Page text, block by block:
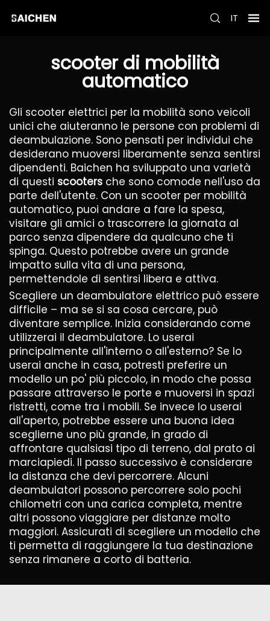
IT
scooter di mobilità
automatico
Gli scooter elettrici per la mobilità sono veicoli
unici che aiuteranno le persone con problemi di
deambulazione. Sono pensati per individui che
desiderano muoversi liberamente senza sentirsi
dipendenti. Baichen ha sviluppato una varietà
di questi scooters che sono comode nell'uso da
parte dell'utente. Con un scooter per mobilità
automatico, puoi andare a fare la spesa,
visitare gli amici o trascorrere la giornata al
parco senza dipendere da qualcuno che ti
spinga. Questo potrebbe avere un grande
impatto sulla vita di una persona,
permettendole di sentirsi libera e attiva.
Scegliere un deambulatore elettrico può essere
difficile – ma se si sa cosa cercare, può
diventare semplice. Inizia considerando come
utilizzerai il deambulatore. Lo userai
principalmente all'interno o all'esterno? Se lo
userai anche in casa, potresti preferire un
modello un po' più piccolo, in modo che possa
passare attraverso le porte e muoversi in spazi
ristretti, come tra i mobili. Se invece lo userai
all'aperto, potrebbe essere una buona idea
sceglierne uno più grande, in grado di
affrontare qualsiasi tipo di terreno, dal prato ai
marciapiedi. Il passo successivo è considerare
la distanza che devi percorrere. Alcuni
deambulatori possono percorrere solo pochi
chilometri con una carica completa, mentre
altri possono viaggiare per distanze molto
maggiori. Assicurati di scegliere un modello che
ti permetta di raggiungere la tua destinazione
senza rimanere a corto di batteria.